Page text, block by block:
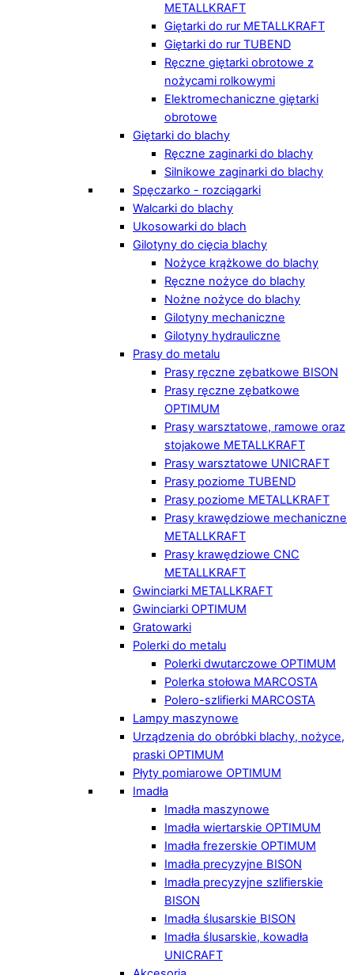
METALLKRAFT
Giętarki do rur METALLKRAFT
Giętarki do rur TUBEND
Ręczne giętarki obrotowe z
nożycami rolkowymi
Elektromechaniczne giętarki
obrotowe
Giętarki do blachy
Ręczne zaginarki do blachy
Silnikowe zaginarki do blachy
Spęczarko - rozciągarki
Walcarki do blachy
Ukosowarki do blach
Gilotyny do cięcia blachy
Nożyce krążkowe do blachy
Ręczne nożyce do blachy
Nożne nożyce do blachy
Gilotyny mechaniczne
Gilotyny hydrauliczne
Prasy do metalu
Prasy ręczne zębatkowe BISON
Prasy ręczne zębatkowe
OPTIMUM
Prasy warsztatowe, ramowe oraz
stojakowe METALLKRAFT
Prasy warsztatowe UNICRAFT
Prasy poziome TUBEND
Prasy poziome METALLKRAFT
Prasy krawędziowe mechaniczne
METALLKRAFT
Prasy krawędziowe CNC
METALLKRAFT
Gwinciarki METALLKRAFT
Gwinciarki OPTIMUM
Gratowarki
Polerki do metalu
Polerki dwutarczowe OPTIMUM
Polerka stołowa MARCOSTA
Polero-szlifierki MARCOSTA
Lampy maszynowe
Urządzenia do obróbki blachy, nożyce,
praski OPTIMUM
Płyty pomiarowe OPTIMUM
Imadła
Imadła maszynowe
Imadła wiertarskie OPTIMUM
Imadła frezerskie OPTIMUM
Imadła precyzyjne BISON
Imadła precyzyjne szlifierskie
BISON
Imadła ślusarskie BISON
Imadła ślusarskie, kowadła
UNICRAFT